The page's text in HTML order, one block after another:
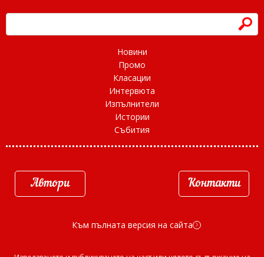
h
Новини
Промо
Класации
Интервюта
Изпълнители
Истории
Събития
Автори Контакти
Към пълната версия на сайта d